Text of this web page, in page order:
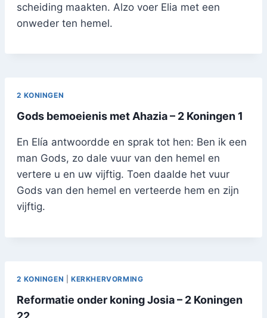
scheiding maakten. Alzo voer Elia met een
onweder ten hemel.
2 KONINGEN
Gods bemoeienis met Ahazia – 2 Koningen 1
En Elía antwoordde en sprak tot hen: Ben ik een
man Gods, zo dale vuur van den hemel en
vertere u en uw vijftig. Toen daalde het vuur
Gods van den hemel en verteerde hem en zijn
vijftig.
2 KONINGEN |KERKHERVORMING
Reformatie onder koning Josia – 2 Koningen